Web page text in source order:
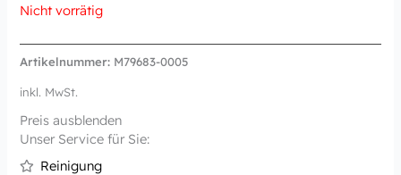
Nicht vorrätig
Artikelnummer: M79683-0005
inkl. MwSt.
Preis ausblenden
Unser Service für Sie:
Reinigung